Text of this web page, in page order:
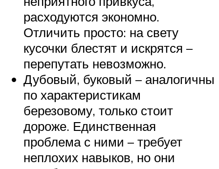
расходуются экономно.
Отличить просто: на свету
кусочки блестят и искрятся –
перепутать невозможно.
Дубовый, буковый – аналогичны
по характеристикам
березовому, только стоит
дороже. Единственная
проблема с ними – требует
неплохих навыков, но они